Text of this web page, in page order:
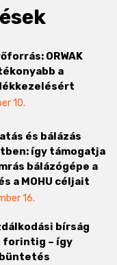
ORWAK
a
10.
és bálázás
így támogatja
bálázógépe a
a MOHU céljait
16.
bírság
forintig – így